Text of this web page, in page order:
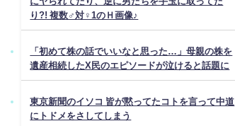
り?! 複数♂対♀1のＨ画像♪
「初めて株の話でいいなと思った…」母親の株を
遺産相続したX民のエピソードが泣けると話題に
東京新聞のイソコ 皆が黙ってたコトを言って中道
にトドメをさしてしまう